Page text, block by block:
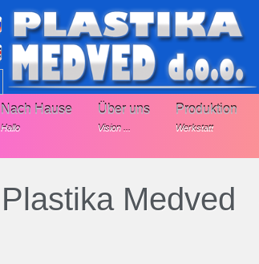
Nach Hause
Hallo
Über uns
Vision ...
Produktion
Werkstatt
Plastika Medved